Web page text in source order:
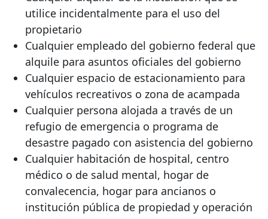
utilice incidentalmente para el uso del
propietario
Cualquier empleado del gobierno federal que
alquile para asuntos oficiales del gobierno
Cualquier espacio de estacionamiento para
vehículos recreativos o zona de acampada
Cualquier persona alojada a través de un
refugio de emergencia o programa de
desastre pagado con asistencia del gobierno
Cualquier habitación de hospital, centro
médico o de salud mental, hogar de
convalecencia, hogar para ancianos o
institución pública de propiedad y operación